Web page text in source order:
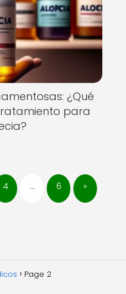
¿Qué
para
4 … 6 »
Page 2